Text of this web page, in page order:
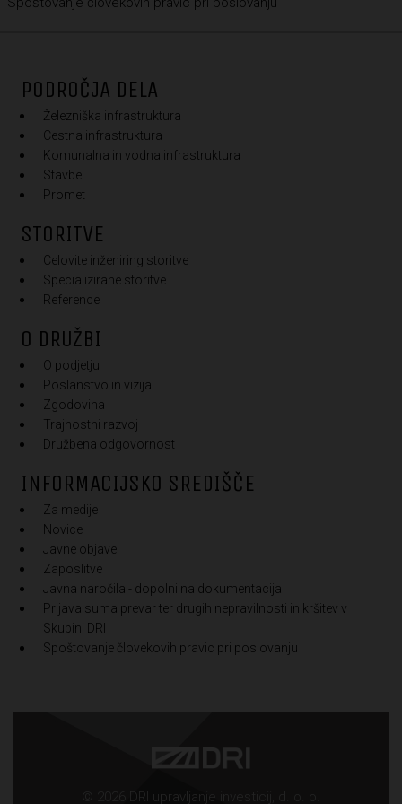
PODROČJA DELA
Železniška infrastruktura
Cestna infrastruktura
Komunalna in vodna infrastruktura
Stavbe
Promet
STORITVE
Celovite inženiring storitve
Specializirane storitve
Reference
O DRUŽBI
O podjetju
Poslanstvo in vizija
Zgodovina
Trajnostni razvoj
Družbena odgovornost
INFORMACIJSKO SREDIŠČE
Za medije
Novice
Javne objave
Zaposlitve
Javna naročila - dopolnilna dokumentacija
Prijava suma prevar ter drugih nepravilnosti in kršitev v
Skupini DRI
Spoštovanje človekovih pravic pri poslovanju
© 2026 DRI upravljanje investicij, d. o. o.